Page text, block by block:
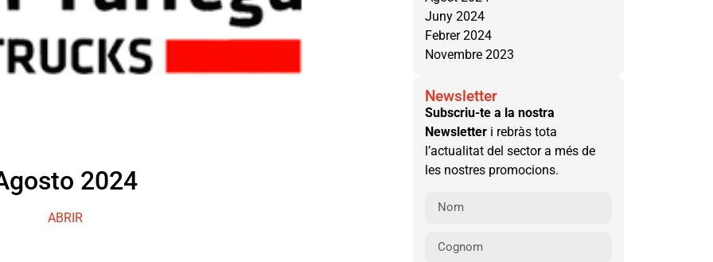
2024
ABRIR
Juny 2024
Febrer 2024
Novembre 2023
Newsletter
Subscriu-te a la nostra
Newsletter i rebràs tota
l’actualitat del sector a més de
les nostres promocions.